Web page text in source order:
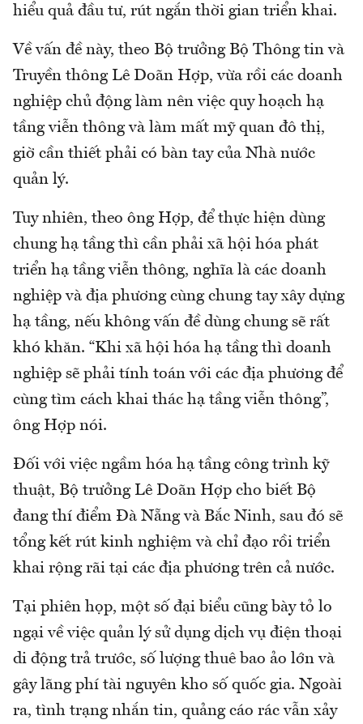
hiểu quả đầu tư, rút ngắn thời gian triển khai.
Về vấn đề này, theo Bộ trưởng Bộ Thông tin và
Truyền thông Lê Doãn Hợp, vừa rồi các doanh
nghiệp chủ động làm nên việc quy hoạch hạ
tầng viễn thông và làm mất mỹ quan đô thị,
giờ cần thiết phải có bàn tay của Nhà nước
quản lý.
Tuy nhiên, theo ông Hợp, để thực hiện dùng
chung hạ tầng thì cần phải xã hội hóa phát
triển hạ tầng viễn thông, nghĩa là các doanh
nghiệp và địa phương cùng chung tay xây dựng
hạ tầng, nếu không vấn đề dùng chung sẽ rất
khó khăn. “Khi xã hội hóa hạ tầng thì doanh
nghiệp sẽ phải tính toán với các địa phương để
cùng tìm cách khai thác hạ tầng viễn thông”,
ông Hợp nói.
Đối với việc ngầm hóa hạ tầng công trình kỹ
thuật, Bộ trưởng Lê Doãn Hợp cho biết Bộ
đang thí điểm Đà Nẵng và Bắc Ninh, sau đó sẽ
tổng kết rút kinh nghiệm và chỉ đạo rồi triển
khai rộng rãi tại các địa phương trên cả nước.
Tại phiên họp, một số đại biểu cũng bày tỏ lo
ngại về việc quản lý sử dụng dịch vụ điện thoại
di động trả trước, số lượng thuê bao ảo lớn và
gây lãng phí tài nguyên kho số quốc gia. Ngoài
ra, tình trạng nhắn tin, quảng cáo rác vẫn xảy